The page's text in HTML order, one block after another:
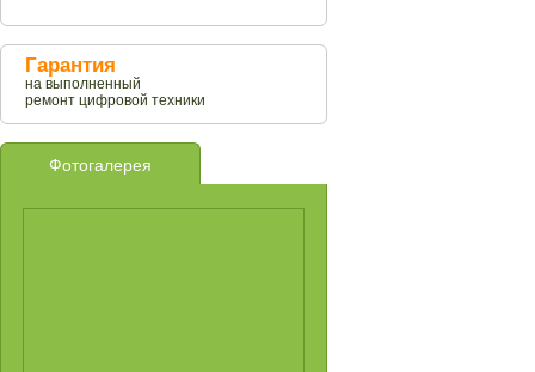
Гарантия
на выполненный
ремонт цифровой техники
Фотогалерея